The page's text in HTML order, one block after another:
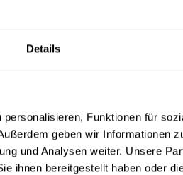
Details
Funktionen für
geben wir Informationen
und Analysen weiter. Unsere
ihnen bereitgestellt haben oder
(2
Stehtischdecke Milano
23,74€(inkl. MwSt.)
AUSFÜHRUNG WÄHLEN